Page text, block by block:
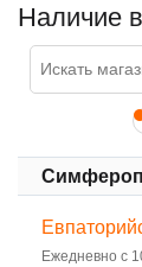
Наличие
Ежедневно с